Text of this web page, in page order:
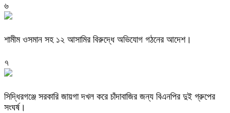
৬
শামীম ওসমান সহ ১২ আসামির বিরুদ্ধে অভিযোগ গঠনের আদেশ।
৭
সিদ্ধিরগঞ্জে সরকারি জায়গা দখল করে চাঁদাবাজির জন্য বিএনপির দুই গ্রুপের
সংঘর্ষ।